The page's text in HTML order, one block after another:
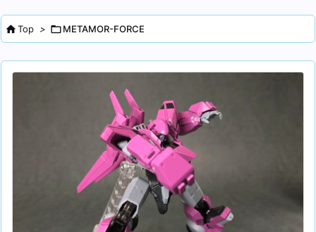
Top > METAMOR-FORCE